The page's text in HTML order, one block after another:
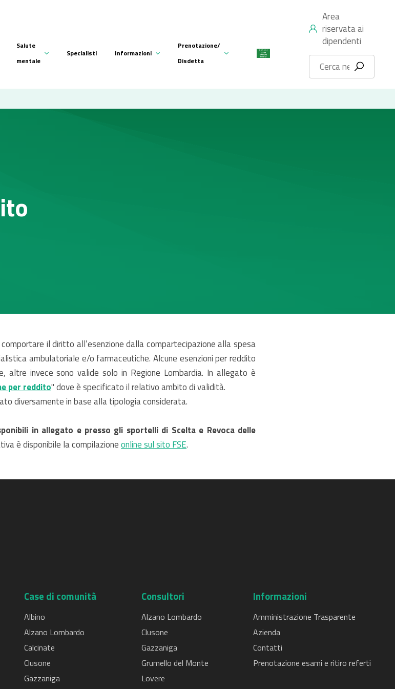
Salute
mentale
Specialisti Informazioni
Prenotazione/
Disdetta
Area
riservata ai
dipendenti
il diritto all’esenzione dalla compartecipazione alla spesa
ambulatoriale e/o farmaceutiche. Alcune esenzioni per reddito
invece sono valide solo in Regione Lombardia. In allegato è
per reddito" dove è specificato il relativo ambito di validità.
diversamente in base alla tipologia considerata.
in allegato e presso gli sportelli di Scelta e Revoca delle
è disponibile la compilazioneonline sul sito FSE.
Case di comunità
Albino
Alzano Lombardo
Calcinate
Clusone
Gazzaniga
Consultori
Alzano Lombardo
Clusone
Gazzaniga
Grumello del Monte
Lovere
Informazioni
Amministrazione Trasparente
Azienda
Contatti
Prenotazione esami e ritiro referti